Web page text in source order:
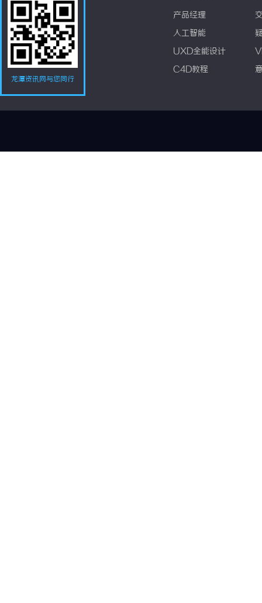
龙潭资讯网与您同行
产品经理
人工智能
UXD全能设计
C4D教程